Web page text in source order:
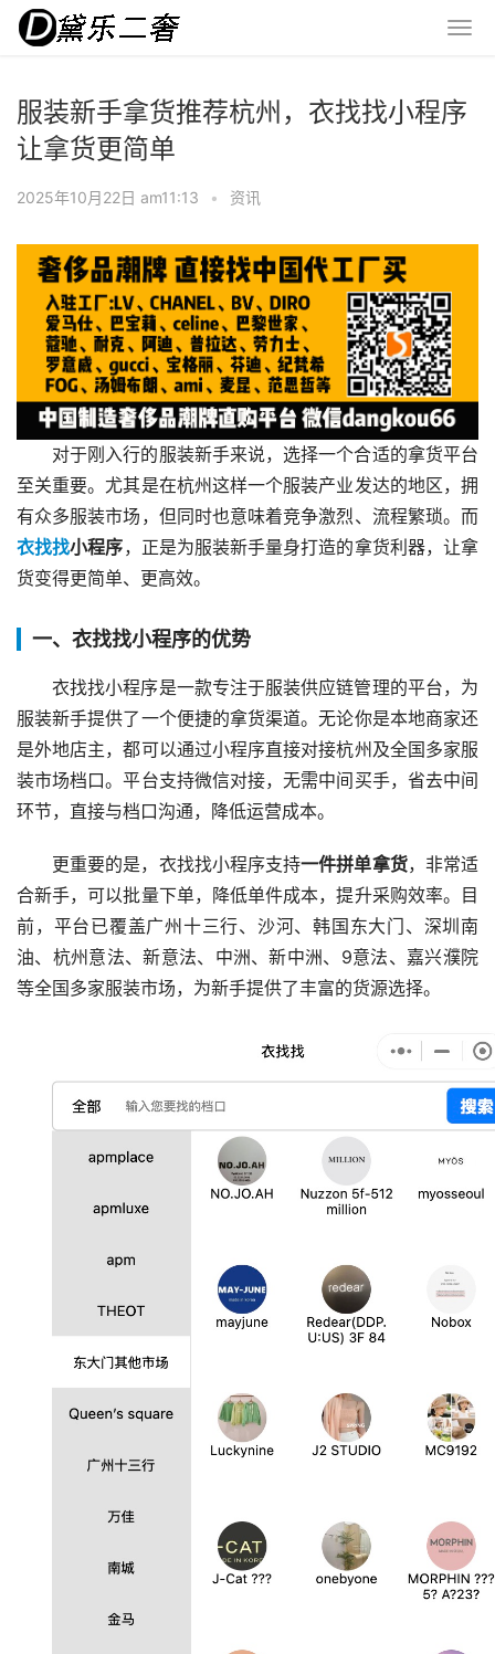
服装新手拿货推荐杭州，衣找找小程序
让拿货更简单
2025年10月22日 am11:13 • 资讯
对于刚入行的服装新手来说，选择一个合适的拿货平台
至关重要。尤其是在杭州这样一个服装产业发达的地区，拥
有众多服装市场，但同时也意味着竞争激烈、流程繁琐。而
衣找找小程序，正是为服装新手量身打造的拿货利器，让拿
货变得更简单、更高效。
一、衣找找小程序的优势
衣找找小程序是一款专注于服装供应链管理的平台，为
服装新手提供了一个便捷的拿货渠道。无论你是本地商家还
是外地店主，都可以通过小程序直接对接杭州及全国多家服
装市场档口。平台支持微信对接，无需中间买手，省去中间
环节，直接与档口沟通，降低运营成本。
更重要的是，衣找找小程序支持一件拼单拿货，非常适
合新手，可以批量下单，降低单件成本，提升采购效率。目
前，平台已覆盖广州十三行、沙河、韩国东大门、深圳南
油、杭州意法、新意法、中洲、新中洲、9意法、嘉兴濮院
等全国多家服装市场，为新手提供了丰富的货源选择。